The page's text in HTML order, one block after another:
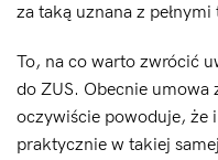
za taką uznana z
To, na co warto zwrócić
do ZUS. Obecnie umowa
oczywiście powoduje, że
praktycznie w takiej